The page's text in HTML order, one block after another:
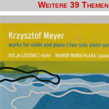
Weitere 39 Themen